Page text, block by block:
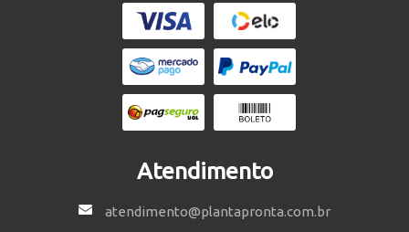
Atendimento
atendimento@plantapronta.com.br